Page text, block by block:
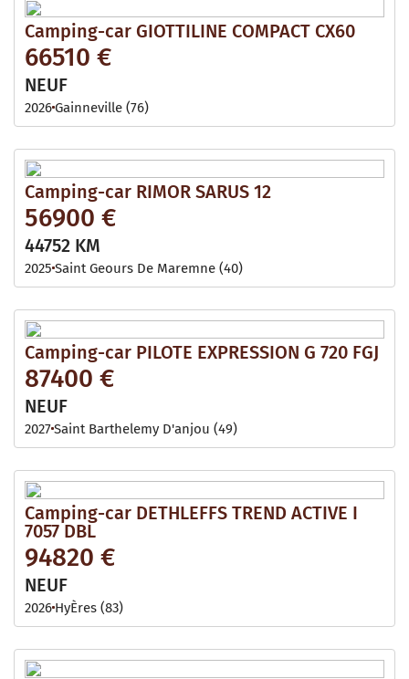
Camping-car GIOTTILINE COMPACT CX60
66510 €
NEUF
2026Gainneville (76)
Camping-car RIMOR SARUS 12
56900 €
44752 KM
2025 Saint Geours De Maremne (40)
Camping-car PILOTE EXPRESSION G 720 FGJ
87400 €
NEUF
2027Saint Barthelemy D'anjou (49)
Camping-car DETHLEFFS TREND ACTIVE I
7057 DBL
94820 €
NEUF
2026 HyÈres (83)